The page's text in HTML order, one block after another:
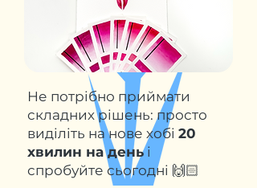
Не потрібно приймати
складних рішень: просто
виділіть на нове хобі 20
хвилин на деньі
спробуйте сьогодні 🙌🏻